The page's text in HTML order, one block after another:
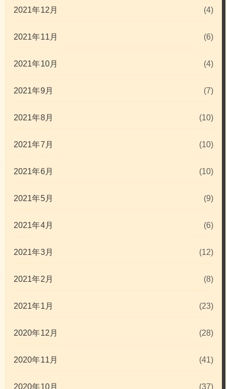
2021年12月 (4)
2021年11月 (6)
2021年10月 (4)
2021年9月 (7)
2021年8月 (10)
2021年7月 (10)
2021年6月 (10)
2021年5月 (9)
2021年4月 (6)
2021年3月 (12)
2021年2月 (8)
2021年1月 (23)
2020年12月 (28)
2020年11月 (41)
2020年10月 (37)